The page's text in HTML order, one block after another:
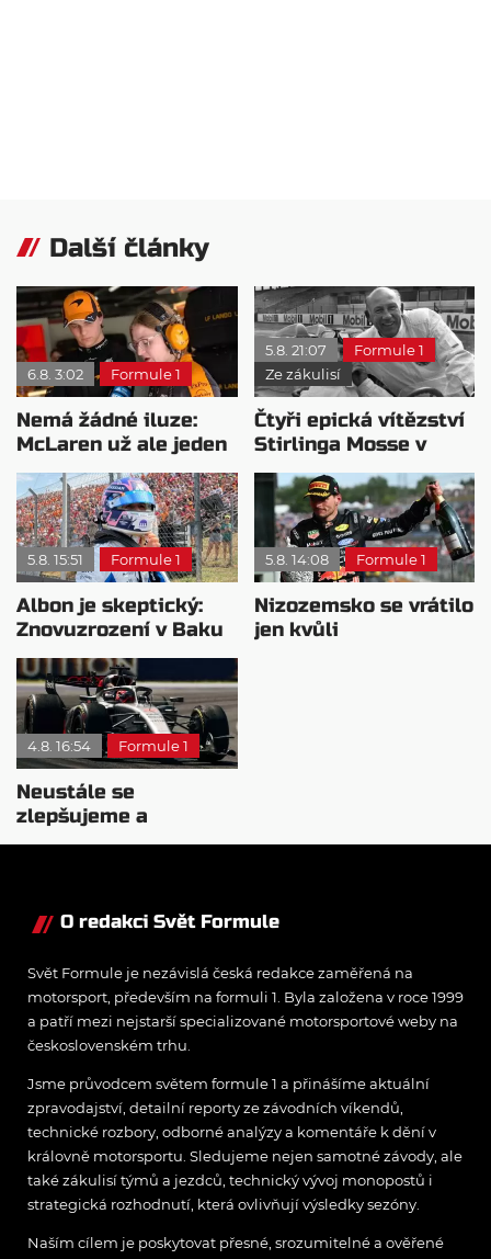
Další články
6.8. 3:02 Formule 1
Nemá žádné iluze:
McLaren už ale jeden
návrat ze dna dokázal
5.8. 21:07
Formule 1
Ze zákulisí
Čtyři epická vítězství
Stirlinga Mosse v
motorsportu
5.8. 15:51 Formule 1
Albon je skeptický:
Znovuzrození v Baku
nepovažuje za reálne
5.8. 14:08 Formule 1
Nizozemsko se vrátilo
jen kvůli
4.8. 16:54 Formule 1
Neustále se
zlepšujeme a
rosteme, chválí Audi
O redakci Svět Formule
Svět Formule je nezávislá česká redakce zaměřená na
motorsport, především na formuli 1. Byla založena v roce 1999
a patří mezi nejstarší specializované motorsportové weby na
československém trhu.
Jsme průvodcem světem formule 1 a přinášíme aktuální
zpravodajství, detailní reporty ze závodních víkendů,
technické rozbory, odborné analýzy a komentáře k dění v
královně motorsportu. Sledujeme nejen samotné závody, ale
také zákulisí týmů a jezdců, technický vývoj monopostů i
strategická rozhodnutí, která ovlivňují výsledky sezóny.
Naším cílem je poskytovat přesné, srozumitelné a ověřené